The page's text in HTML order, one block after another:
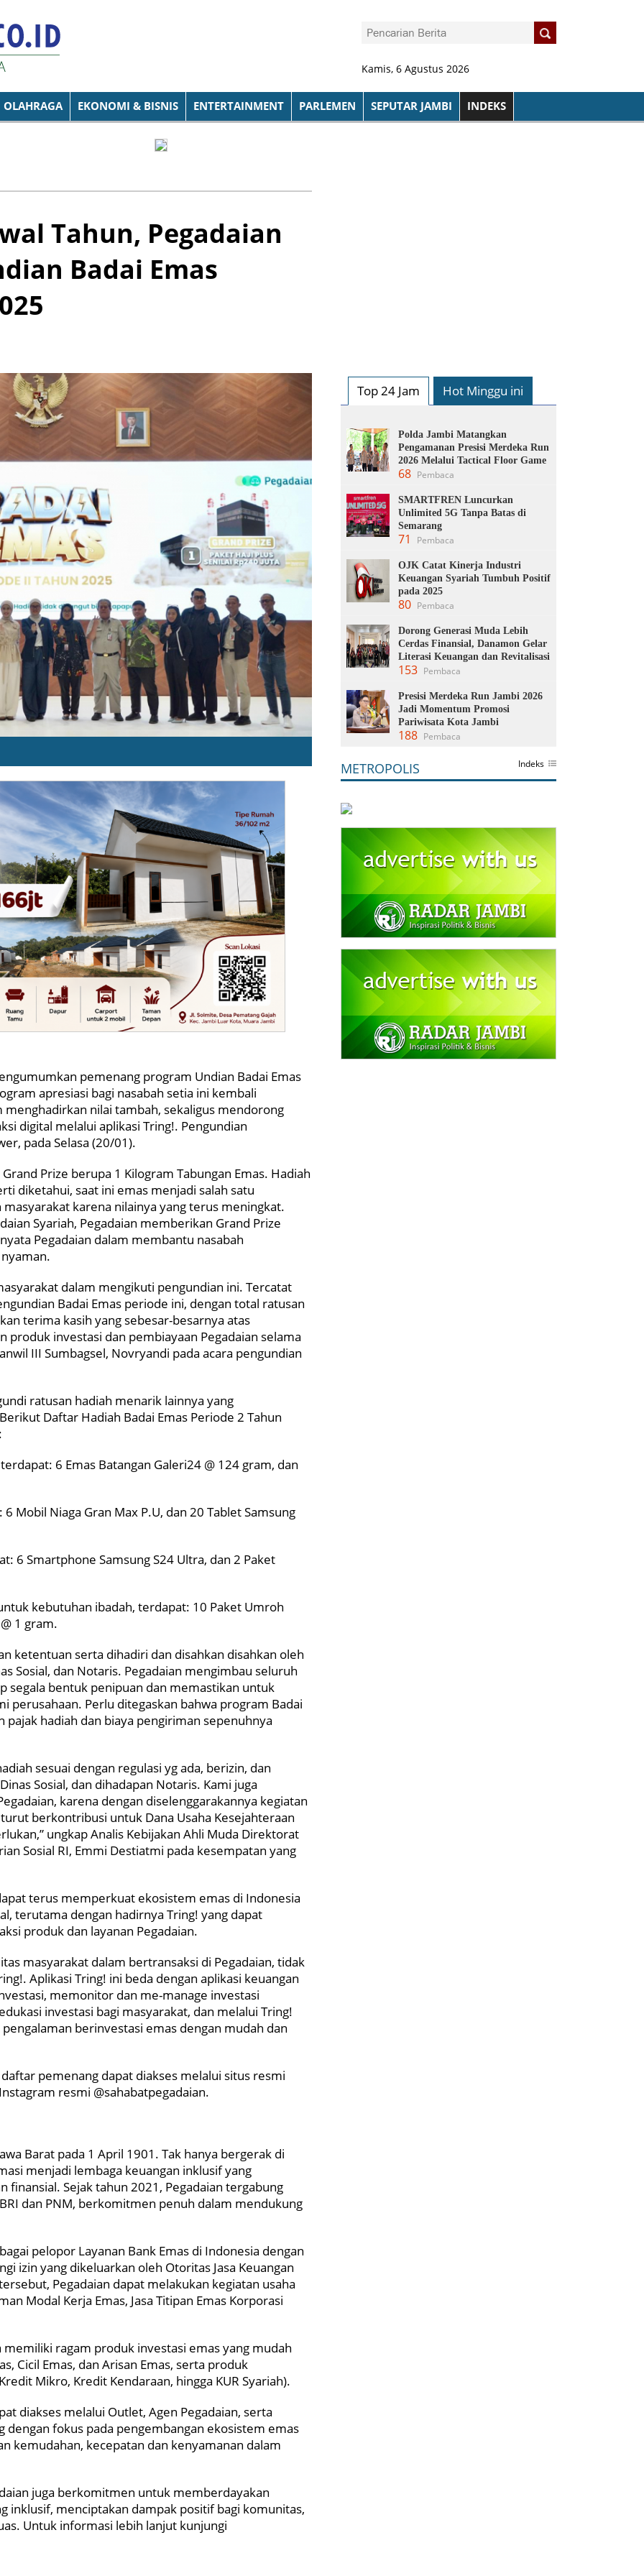
Kamis, 6 Agustus 2026
OLAHRAGA EKONOMI & BISNIS ENTERTAINMENT PARLEMEN SEPUTAR JAMBI INDEKS
Tahun, Pegadaian
Badai Emas
pemenang program Undian Badai Emas
apresiasi bagi nasabah setia ini kembali
nilai tambah, sekaligus mendorong
digital melalui aplikasi Tring!. Pengundian
pada Selasa (20/01).
Prize berupa 1 Kilogram Tabungan Emas. Hadiah
diketahui, saat ini emas menjadi salah satu
karena nilainya yang terus meningkat.
Syariah, Pegadaian memberikan Grand Prize
Pegadaian dalam membantu nasabah
dalam mengikuti pengundian ini. Tercatat
Badai Emas periode ini, dengan total ratusan
terima kasih yang sebesar-besarnya atas
produk investasi dan pembiayaan Pegadaian selama
III Sumbagsel, Novryandi pada acara pengundian
ratusan hadiah menarik lainnya yang
Daftar Hadiah Badai Emas Periode 2 Tahun
6 Emas Batangan Galeri24 @ 124 gram, dan
Mobil Niaga Gran Max P.U, dan 20 Tablet Samsung
6 Smartphone Samsung S24 Ultra, dan 2 Paket
kebutuhan ibadah, terdapat: 10 Paket Umroh
1 gram.
ketentuan serta dihadiri dan disahkan disahkan oleh
Sosial, dan Notaris. Pegadaian mengimbau seluruh
segala bentuk penipuan dan memastikan untuk
perusahaan. Perlu ditegaskan bahwa program Badai
pajak hadiah dan biaya pengiriman sepenuhnya
sesuai dengan regulasi yg ada, berizin, dan
Sosial, dan dihadapan Notaris. Kami juga
karena dengan diselenggarakannya kegiatan
berkontribusi untuk Dana Usaha Kesejahteraan
ungkap Analis Kebijakan Ahli Muda Direktorat
Sosial RI, Emmi Destiatmi pada kesempatan yang
terus memperkuat ekosistem emas di Indonesia
terutama dengan hadirnya Tring! yang dapat
produk dan layanan Pegadaian.
masyarakat dalam bertransaksi di Pegadaian, tidak
Aplikasi Tring! ini beda dengan aplikasi keuangan
memonitor dan me-manage investasi
investasi bagi masyarakat, dan melalui Tring!
berinvestasi emas dengan mudah dan
pemenang dapat diakses melalui situs resmi
resmi @sahabatpegadaian.
Barat pada 1 April 1901. Tak hanya bergerak di
menjadi lembaga keuangan inklusif yang
Sejak tahun 2021, Pegadaian tergabung
dan PNM, berkomitmen penuh dalam mendukung
pelopor Layanan Bank Emas di Indonesia dengan
izin yang dikeluarkan oleh Otoritas Jasa Keuangan
Pegadaian dapat melakukan kegiatan usaha
Modal Kerja Emas, Jasa Titipan Emas Korporasi
memiliki ragam produk investasi emas yang mudah
Cicil Emas, dan Arisan Emas, serta produk
Mikro, Kredit Kendaraan, hingga KUR Syariah).
diakses melalui Outlet, Agen Pegadaian, serta
dengan fokus pada pengembangan ekosistem emas
kemudahan, kecepatan dan kenyamanan dalam
juga berkomitmen untuk memberdayakan
inklusif, menciptakan dampak positif bagi komunitas,
Untuk informasi lebih lanjut kunjungi
Top 24 Jam Hot Minggu ini
Polda Jambi Matangkan
Pengamanan Presisi Merdeka Run
2026 Melalui Tactical Floor Game
68 Pembaca
SMARTFREN Luncurkan
Unlimited 5G Tanpa Batas di
Semarang
71 Pembaca
OJK Catat Kinerja Industri
Keuangan Syariah Tumbuh Positif
pada 2025
80 Pembaca
Dorong Generasi Muda Lebih
Cerdas Finansial, Danamon Gelar
Literasi Keuangan dan Revitalisasi
153 Pembaca
Presisi Merdeka Run Jambi 2026
Jadi Momentum Promosi
Pariwisata Kota Jambi
188 Pembaca
METROPOLIS Indeks